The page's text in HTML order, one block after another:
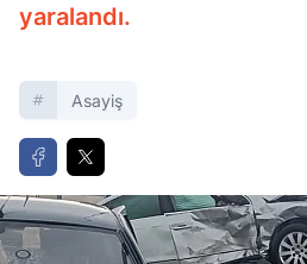
yaralandı.
Asayiş